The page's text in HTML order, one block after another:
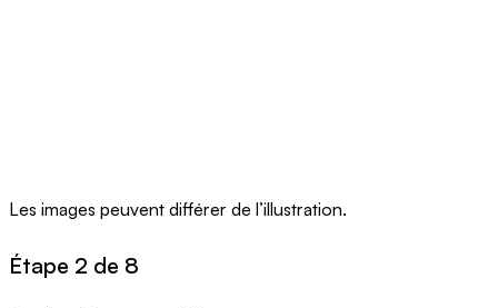
Les images peuvent différer de l’illustration.
Étape 2 de 8